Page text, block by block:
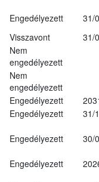
Engedélyezett
31/
Visszavont
31/
Nem
engedélyezett
Nem
engedélyezett
Engedélyezett
Engedélyezett
31/
Engedélyezett 30/
Engedélyezett